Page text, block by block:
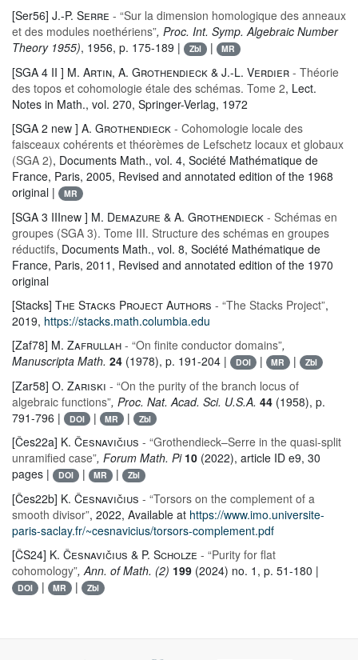
[Ser56] J.-P. Serre - “Sur la dimension homologique des anneaux
et des modules noethériens”, Proc. Int. Symp. Algebraic Number
Theory 1955), 1956, p. 175-189 | Zbl | MR
[SGA 4 II ] M. Artin, A. Grothendieck & J.-L. Verdier - Théorie
des topos et cohomologie étale des schémas. Tome 2, Lect.
Notes in Math., vol. 270, Springer-Verlag, 1972
[SGA 2 new ] A. Grothendieck - Cohomologie locale des
faisceaux cohérents et théorèmes de Lefschetz locaux et globaux
(SGA 2), Documents Math., vol. 4, Société Mathématique de
France, Paris, 2005, Revised and annotated edition of the 1968
original |
MR
[SGA 3 IIInew ] M. Demazure & A. Grothendieck - Schémas en
groupes (SGA 3). Tome III. Structure des schémas en groupes
réductifs, Documents Math., vol. 8, Société Mathématique de
France, Paris, 2011, Revised and annotated edition of the 1970
original
[Stacks] The Stacks Project Authors - “The Stacks Project”,
2019, https://stacks.math.columbia.edu
[Zaf78] M. Zafrullah - “On finite conductor domains”,
Manuscripta Math. 24 (1978), p. 191-204 | DOI | MR | Zbl
[Zar58] O. Zariski - “On the purity of the branch locus of
algebraic functions”, Proc. Nat. Acad. Sci. U.S.A. 44 (1958), p.
791-796 |
DOI | MR | Zbl
[Čes22a] K. Česnavičius - “Grothendieck–Serre in the quasi-split
unramified case”, Forum Math. Pi10 (2022), article ID e9, 30
pages |
DOI | MR | Zbl
[Čes22b] K. Česnavičius - “Torsors on the complement of a
smooth divisor”, 2022, Available at https://www.imo.universite-
paris-saclay.fr/~cesnavicius/torsors-complement.pdf
[ČS24] K. Česnavičius & P. Scholze - “Purity for flat
cohomology”, Ann. of Math. (2) 199 (2024) no. 1, p. 51-180 |
DOI | MR | Zbl